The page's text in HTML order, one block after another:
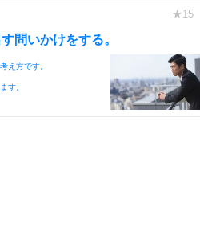
問いかけをする。
え方です。
す。